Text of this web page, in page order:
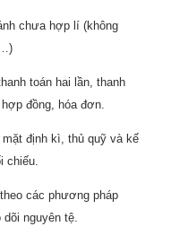
chưa hợp lí (không
toán hai lần, thanh
đồng, hóa đơn.
định kì, thủ quỹ và kế
chiếu.
các phương pháp
dõi nguyên tệ.